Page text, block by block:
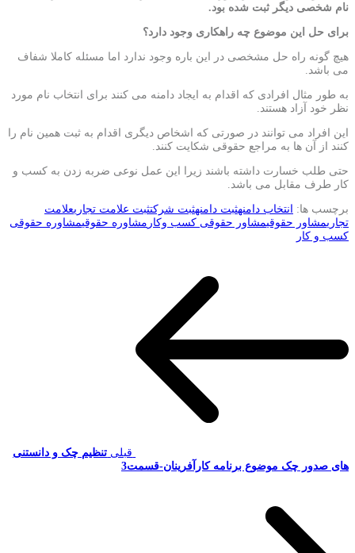
نام شخصی دیگر ثبت شده بود.
برای حل این موضوع چه راهکاری وجود دارد؟
هیچ گونه راه حل مشخصی در این باره وجود ندارد اما مسئله کاملا شفاف
می باشد.
به طور مثال افرادی که اقدام به ایجاد دامنه می کنند برای انتخاب نام مورد
نظر خود آزاد هستند.
این افراد می توانند در صورتی که اشخاص دیگری اقدام به ثبت همین نام را
کنند از آن ها به مراجع حقوقی شکایت کنند.
حتی طلب خسارت داشته باشند زیرا این عمل نوعی ضربه زدن به کسب و
کار طرف مقابل می باشد.
برچسب ها: انتخاب دامنهثبت دامنهثبت شرکتثبت علامت تجاریعلامت
تجاریمشاور حقوقیمشاور حقوقی کسب وکار مشاوره حقوقیمشاوره حقوقی
کسب و کار
قبلی تنظیم چک و دانستنی
های صدور چک موضوع برنامه کارآفرینان-قسمت3